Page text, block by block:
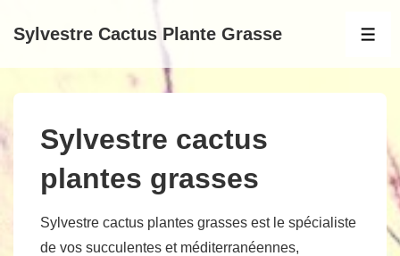
passer
Sylvestre Cactus Plante Grasse
Sylvestre cactus
plantes grasses
Sylvestre cactus plantes grasses est le spécialiste
de vos succulentes et méditerranéennes,